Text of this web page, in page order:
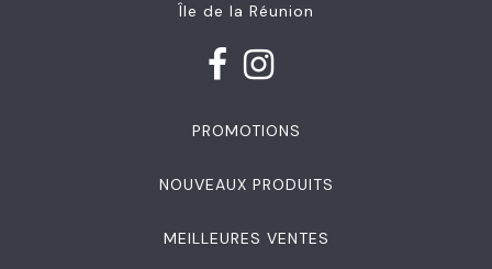
Île de la Réunion
PROMOTIONS
NOUVEAUX PRODUITS
MEILLEURES VENTES